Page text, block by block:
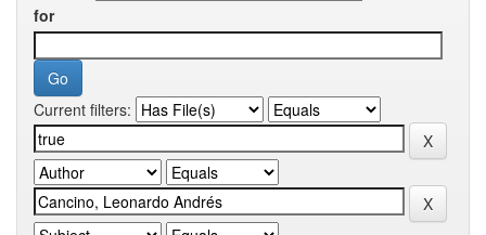
for
Current filters: